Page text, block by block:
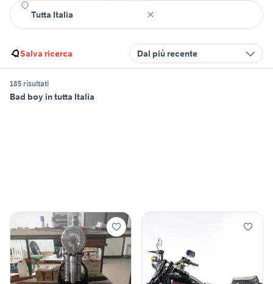
Salva ricerca Dal più recente
185 risultati
Bad boy in tutta Italia